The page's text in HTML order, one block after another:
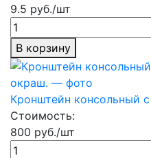
9.5 руб./шт
В корзину
Кронштейн консольный
Стоимость:
800 руб./шт